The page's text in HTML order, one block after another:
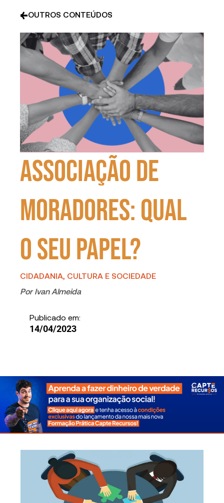
OUTROS CONTEÚDOS
Associação de
Moradores: qual
o seu papel?
CIDADANIA, CULTURA E SOCIEDADE
Por Ivan Almeida
Publicado em:
14/04/2023